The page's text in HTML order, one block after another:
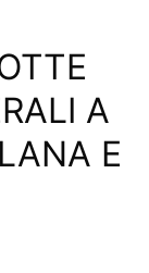
A
E